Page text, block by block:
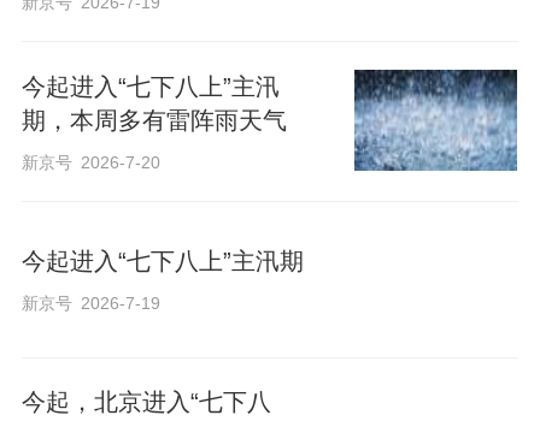
今起进入“七下八上”主汛
期，本周多有雷阵雨天气
新京号 2026-7-20
今起进入“七下八上”主汛期
新京号 2026-7-19
今起，北京进入“七下八